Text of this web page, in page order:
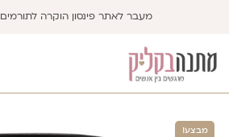
מעבר לאתר פינסון הוקרה לתורמים
מבצע!